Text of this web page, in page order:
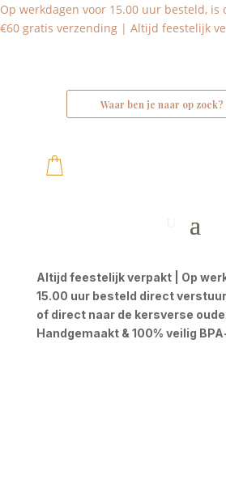
Op werkdagen voor 15.00 uur besteld,
€60 gratis verzending | Altijd feestelijk
Altijd feestelijk verpakt | Op
15.00 uur besteld direct
of direct naar de kersverse
Handgemaakt & 100% veilig